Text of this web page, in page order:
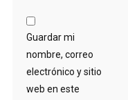
Guardar mi
nombre, correo
electrónico y sitio
web en este